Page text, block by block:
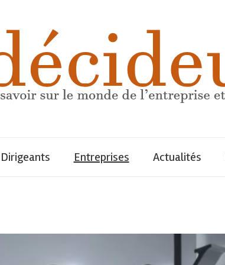
Dirigeants Entreprises Actualités